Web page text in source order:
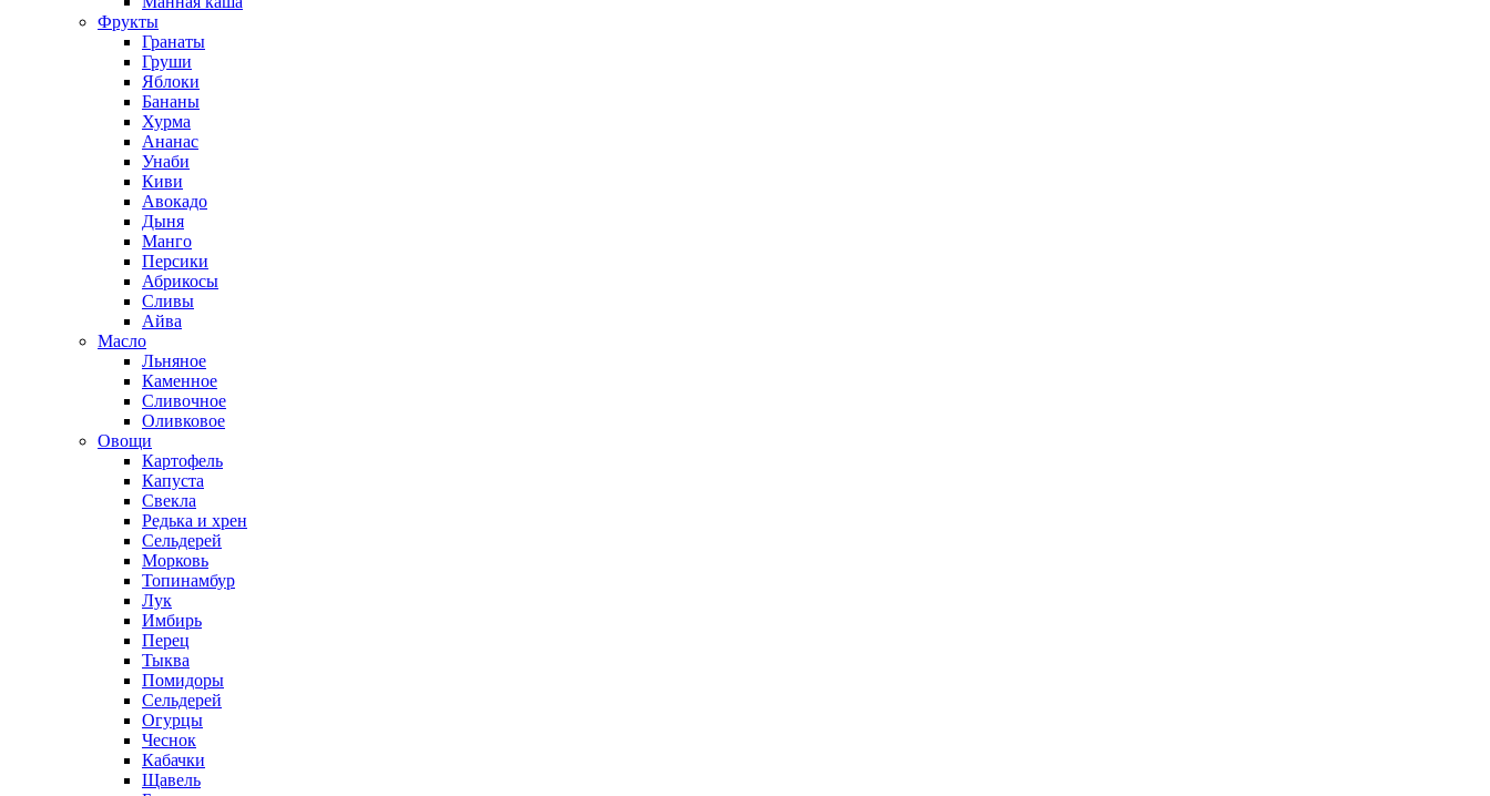
Фрукты
Гранаты
Груши
Яблоки
Бананы
Хурма
Ананас
Унаби
Киви
Авокадо
Дыня
Манго
Персики
Абрикосы
Сливы
Айва
Масло
Льняное
Каменное
Сливочное
Оливковое
Овощи
Картофель
Капуста
Свекла
Редька и хрен
Сельдерей
Морковь
Топинамбур
Лук
Имбирь
Перец
Тыква
Помидоры
Сельдерей
Огурцы
Чеснок
Кабачки
Щавель